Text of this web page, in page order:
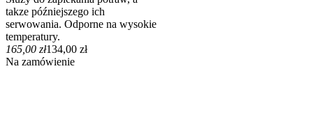
takze późniejszego ich
serwowania. Odporne na wysokie
temperatury.
165,00 zł134,00 zł
Na zamówienie